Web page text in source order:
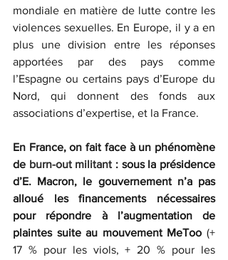
mondiale en matière de lutte contre les
violences sexuelles. En Europe, il y a en
plus une division entre les réponses
apportées par des pays comme
l’Espagne ou certains pays d’Europe du
Nord, qui donnent des fonds aux
associations d’expertise, et la France.
En France, on fait face à un phénomène
de burn-out militant : sous la présidence
d’E. Macron, le gouvernement n’a pas
alloué les financements nécessaires
pour répondre à l’augmentation de
plaintes suite au mouvement MeToo (+
17 % pour les viols, + 20 % pour les